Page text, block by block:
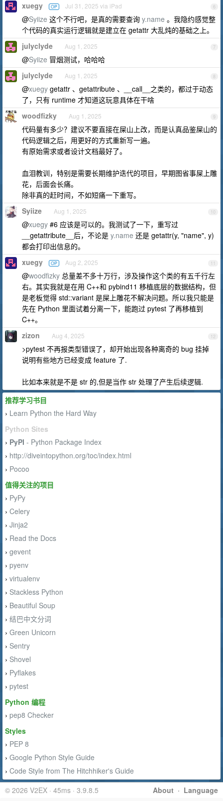
6
xuegy OP Jul 31, 2025 via iPad
@Syiize 这个不行吧，是真的需要查询 y.name 。我隐约感觉整
个代码的真实运行逻辑就是建立在 getattr 大乱炖的基础之上。
7
julyclyde Aug 1, 2025
@Syiize 冒烟测试，哈哈哈
8
julyclyde Aug 1, 2025
@xuegy getattr 、getattribute 、__call__之类的，都过于动态
了，只有 runtime 才知道这玩意具体在干啥
9
woodfizky Aug 1, 2025
代码量有多少？建议不要直接在屎山上改，而是认真品鉴屎山的
代码逻辑之后，用更好的方式重新写一遍。
有原始需求或者设计文档最好了。
血泪教训，特别是需要长期维护迭代的项目，早期图省事屎上雕
花，后面会长痛。
除非真的赶时间，不如短痛一下重写。
10
Syiize Aug 1, 2025
@xuegy #6 应该是可以的。我测试了一下，重写过
__getattribute__后，不论是 y.name 还是 getattr(y, "name", y)
都会打印出信息的。
11
xuegy OP Aug 2, 2025
@woodfizky 总量差不多十万行，涉及操作这个类的有五千行左
右。其实我就是在用 C++和 pybind11 移植底层的数据结构，但
是老板觉得 std::variant 是屎上雕花不解决问题。所以我只能是
先在 Python 里面试着分离一下，能跑过 pytest 了再移植到
C++。
12
zizon Aug 4, 2025
>pytest 不再报类型错误了，却开始出现各种离奇的 bug 挂掉
说明有些地方已经变成 feature 了.
比如本来就是不是 str 的,但是当作 str 处理了产生后续逻辑.
推荐学习书目
› Learn Python the Hard Way
Python Sites
› PyPI - Python Package Index
› http://diveintopython.org/toc/index.html
› Pocoo
值得关注的项目
› PyPy
› Celery
› Jinja2
› Read the Docs
› gevent
› pyenv
› virtualenv
› Stackless Python
› Beautiful Soup
› 结巴中文分词
› Green Unicorn
› Sentry
› Shovel
› Pyflakes
› pytest
Python 编程
› pep8 Checker
Styles
› PEP 8
› Google Python Style Guide
› Code Style from The Hitchhiker's Guide
About · Language
© 2026 V2EX · 45ms · 3.9.8.5